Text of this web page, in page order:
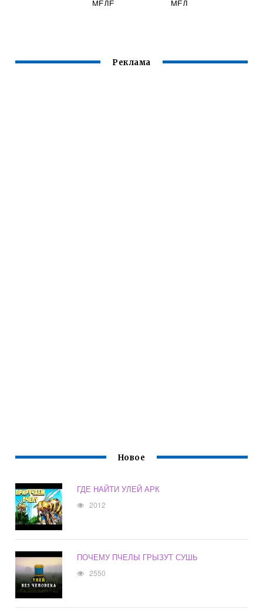
МЕДЕ
МЕД
Реклама
Новое
ГДЕ НАЙТИ УЛЕЙ АРК
2012
ПОЧЕМУ ПЧЕЛЫ ГРЫЗУТ СУШЬ
2550